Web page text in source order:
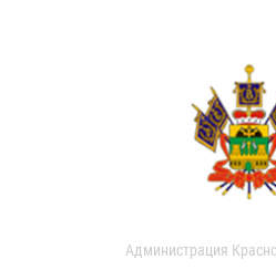
Администрация